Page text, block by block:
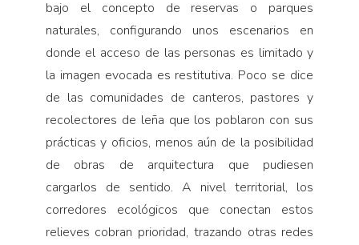
bajo el concepto de reservas o parques
naturales, configurando unos escenarios en
donde el acceso de las personas es limitado y
la imagen evocada es restitutiva. Poco se dice
de las comunidades de canteros, pastores y
recolectores de leña que los poblaron con sus
prácticas y oficios, menos aún de la posibilidad
de obras de arquitectura que pudiesen
cargarlos de sentido. A nivel territorial, los
corredores ecológicos que conectan estos
relieves cobran prioridad, trazando otras redes